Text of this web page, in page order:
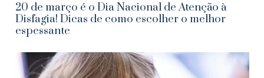
20 de março é o Dia Nacional de Atenção à
Disfagia! Dicas de como escolher o melhor
espessante